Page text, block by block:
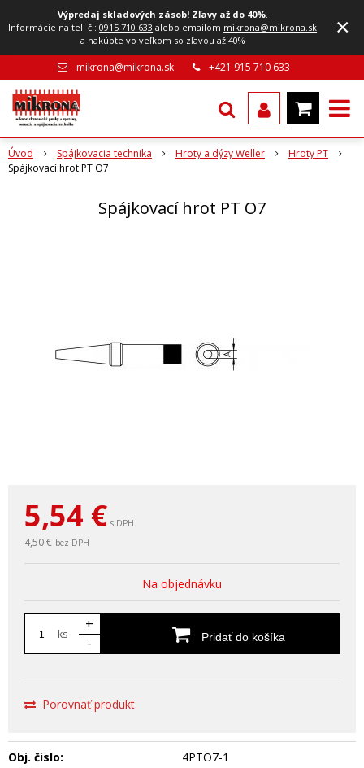
Výpredaj skladových zásob! Zľavy až do 40%.
Informácie na tel. č.:0915 710 633 alebo emailom mikrona@mikrona.sk
a nakúpte vo veľkom so zľavou až 40%
×
mikrona@mikrona.sk +421 915 710 633
Úvod Spájkovacia technika Hroty a dýzy Weller
Hroty PT
Spájkovací hrot PT O7
Spájkovací hrot PT O7
5,54 € s DPH
4,50 € bez DPH
Na objednávku
ks
+
-
Pridať do košíka
Porovnať produkt
Obj. čislo: 4PTO7-1